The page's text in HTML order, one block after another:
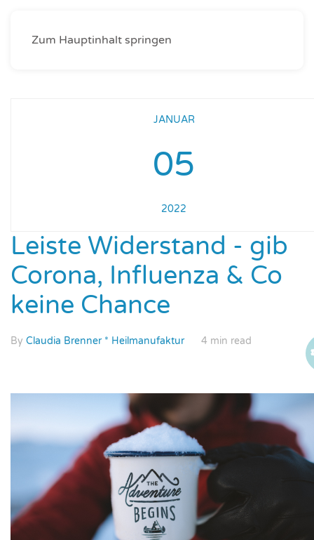
Zum Hauptinhalt springen
JANUAR
05
2022
Leiste Widerstand - gib
Corona, Influenza & Co
keine Chance
By Claudia Brenner * Heilmanufaktur 4 min read